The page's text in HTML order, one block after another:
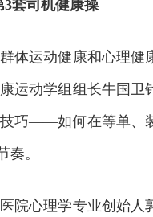
套司机健康操
体运动健康和心理
运动学组组长牛国
巧——如何在等单、
奏。
院心理学专业创始